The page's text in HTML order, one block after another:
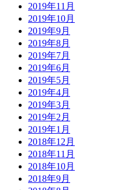
2019年11月
2019年10月
2019年9月
2019年8月
2019年7月
2019年6月
2019年5月
2019年4月
2019年3月
2019年2月
2019年1月
2018年12月
2018年11月
2018年10月
2018年9月